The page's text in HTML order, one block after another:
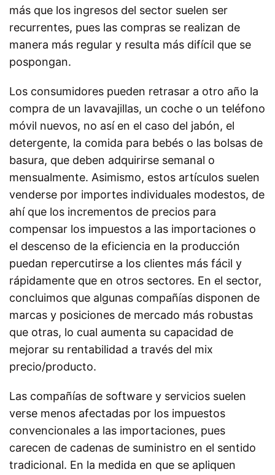
más que los ingresos del sector suelen ser
recurrentes, pues las compras se realizan de
manera más regular y resulta más difícil que se
pospongan.
Los consumidores pueden retrasar a otro año la
compra de un lavavajillas, un coche o un teléfono
móvil nuevos, no así en el caso del jabón, el
detergente, la comida para bebés o las bolsas de
basura, que deben adquirirse semanal o
mensualmente. Asimismo, estos artículos suelen
venderse por importes individuales modestos, de
ahí que los incrementos de precios para
compensar los impuestos a las importaciones o
el descenso de la eficiencia en la producción
puedan repercutirse a los clientes más fácil y
rápidamente que en otros sectores. En el sector,
concluimos que algunas compañías disponen de
marcas y posiciones de mercado más robustas
que otras, lo cual aumenta su capacidad de
mejorar su rentabilidad a través del mix
precio/producto.
Las compañías de software y servicios suelen
verse menos afectadas por los impuestos
convencionales a las importaciones, pues
carecen de cadenas de suministro en el sentido
tradicional. En la medida en que se apliquen